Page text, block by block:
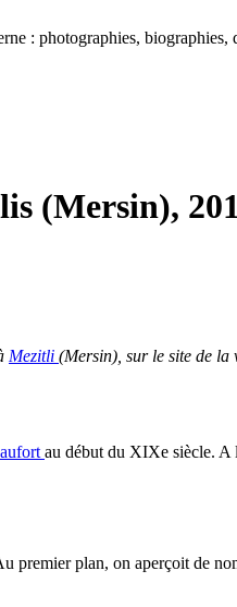
: photographies,
(Mersin),
Mezitli (Mersin), sur le site de la
au début du XIXe siècle.
premier plan, on aperçoit de